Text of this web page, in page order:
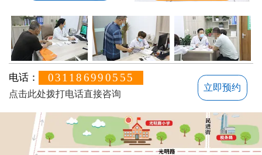
电话： 031186990555
点击此处拨打电话直接咨询
立即预约